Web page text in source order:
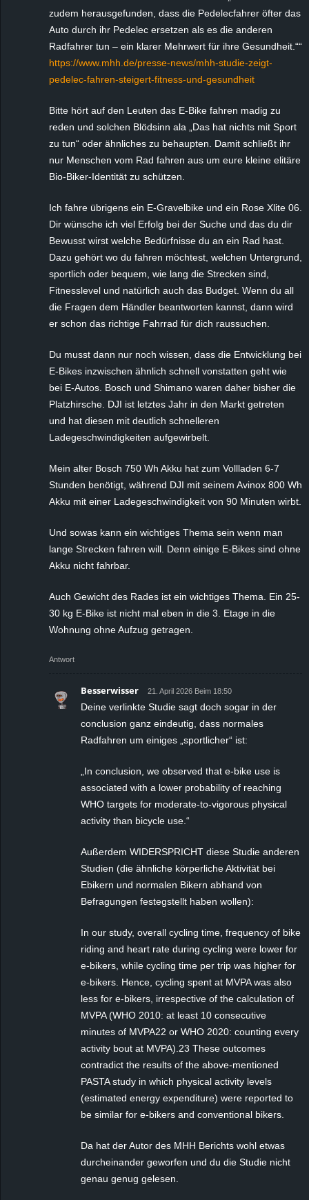
zudem herausgefunden, dass die Pedelecfahrer öfter das
Auto durch ihr Pedelec ersetzen als es die anderen
Radfahrer tun – ein klarer Mehrwert für ihre Gesundheit.““
https://www.mhh.de/presse-news/mhh-studie-zeigt-
pedelec-fahren-steigert-fitness-und-gesundheit
Bitte hört auf den Leuten das E-Bike fahren madig zu
reden und solchen Blödsinn ala „Das hat nichts mit Sport
zu tun“ oder ähnliches zu behaupten. Damit schließt ihr
nur Menschen vom Rad fahren aus um eure kleine elitäre
Bio-Biker-Identität zu schützen.
Ich fahre übrigens ein E-Gravelbike und ein Rose Xlite 06.
Dir wünsche ich viel Erfolg bei der Suche und das du dir
Bewusst wirst welche Bedürfnisse du an ein Rad hast.
Dazu gehört wo du fahren möchtest, welchen Untergrund,
sportlich oder bequem, wie lang die Strecken sind,
Fitnesslevel und natürlich auch das Budget. Wenn du all
die Fragen dem Händler beantworten kannst, dann wird
er schon das richtige Fahrrad für dich raussuchen.
Du musst dann nur noch wissen, dass die Entwicklung bei
E-Bikes inzwischen ähnlich schnell vonstatten geht wie
bei E-Autos. Bosch und Shimano waren daher bisher die
Platzhirsche. DJI ist letztes Jahr in den Markt getreten
und hat diesen mit deutlich schnelleren
Ladegeschwindigkeiten aufgewirbelt.
Mein alter Bosch 750 Wh Akku hat zum Vollladen 6-7
Stunden benötigt, während DJI mit seinem Avinox 800 Wh
Akku mit einer Ladegeschwindigkeit von 90 Minuten wirbt.
Und sowas kann ein wichtiges Thema sein wenn man
lange Strecken fahren will. Denn einige E-Bikes sind ohne
Akku nicht fahrbar.
Auch Gewicht des Rades ist ein wichtiges Thema. Ein 25-
30 kg E-Bike ist nicht mal eben in die 3. Etage in die
Wohnung ohne Aufzug getragen.
Antwort
Besserwisser 21. April 2026 Beim 18:50
Deine verlinkte Studie sagt doch sogar in der
conclusion ganz eindeutig, dass normales
Radfahren um einiges „sportlicher“ ist:
„In conclusion, we observed that e-bike use is
associated with a lower probability of reaching
WHO targets for moderate-to-vigorous physical
activity than bicycle use.“
Außerdem WIDERSPRICHT diese Studie anderen
Studien (die ähnliche körperliche Aktivität bei
Ebikern und normalen Bikern abhand von
Befragungen festegstellt haben wollen):
In our study, overall cycling time, frequency of bike
riding and heart rate during cycling were lower for
e-bikers, while cycling time per trip was higher for
e-bikers. Hence, cycling spent at MVPA was also
less for e-bikers, irrespective of the calculation of
MVPA (WHO 2010: at least 10 consecutive
minutes of MVPA22 or WHO 2020: counting every
activity bout at MVPA).23 These outcomes
contradict the results of the above-mentioned
PASTA study in which physical activity levels
(estimated energy expenditure) were reported to
be similar for e-bikers and conventional bikers.
Da hat der Autor des MHH Berichts wohl etwas
durcheinander geworfen und du die Studie nicht
genau genug gelesen.